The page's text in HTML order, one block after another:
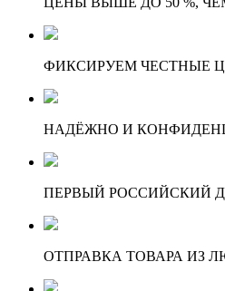
ФИКСИРУЕМ ЧЕСТНЫЕ
НАДЁЖНО И
ПЕРВЫЙ РОССИЙСКИЙ
ОТПРАВКА ТОВАРА ИЗ